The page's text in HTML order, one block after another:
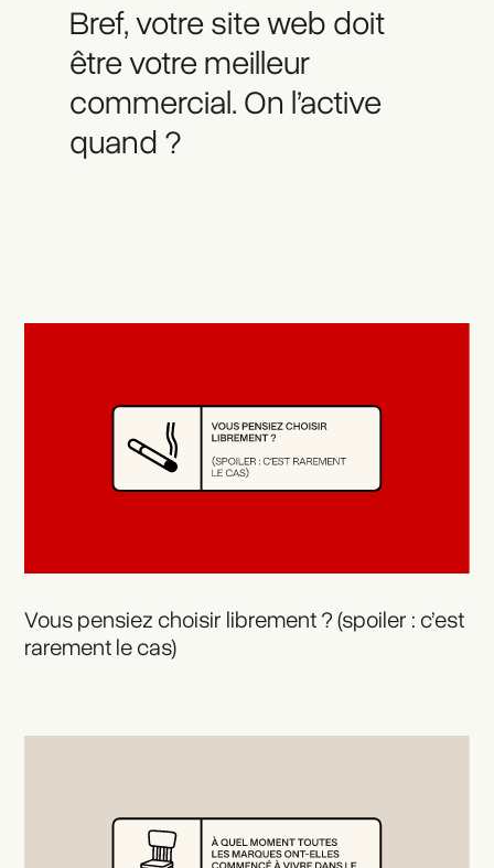
Bref, votre site web doit
être votre meilleur
commercial. On l’active
quand ?
Vous pensiez choisir librement ? (spoiler : c’est
rarement le cas)